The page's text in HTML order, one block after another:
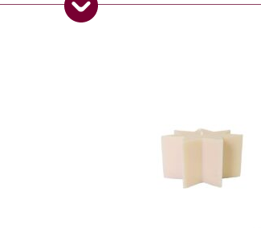
gefertigt. Dieser bietet Menschen mit